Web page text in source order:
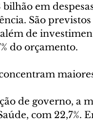
bilhão em
São
de
do orçamento.
de governo, a
com 22,7%.